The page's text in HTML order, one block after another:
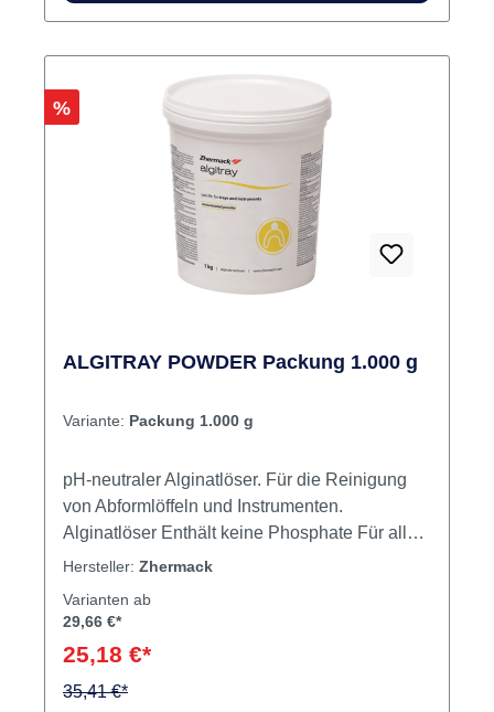
Rabatt
%
ALGITRAY POWDER Packung 1.000 g
Variante: Packung 1.000 g
pH-neutraler Alginatlöser. Für die Reinigung
von Abformlöffeln und Instrumenten.
Alginatlöser Enthält keine Phosphate Für alle
Abformlöffel geeignet Hohe Ergiebigkeit
Alginatlöser
Hersteller: Zhermack
Varianten ab
29,66 €*
25,18 €*
35,41 €*